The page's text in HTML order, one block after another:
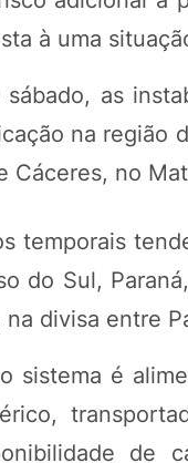
à uma
as
na região
Cáceres, no
temporais
do Sul,
divisa entre
sistema é
de